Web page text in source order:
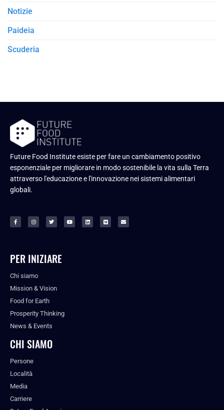
Notizie
Paideia
Scuderia
Future Food Institute esiste per fare un cambiamento positivo
esponenziale per migliorare in modo sostenibile la vita sulla Terra
attraverso l'educazione e l'innovazione nei sistemi alimentari
globali.
PER INIZIARE
Chi siamo
Mission & Vision
Food for Earth
Prosperity Thinking
News & Events
CHI SIAMO
Persone
Località
Media
Carriere